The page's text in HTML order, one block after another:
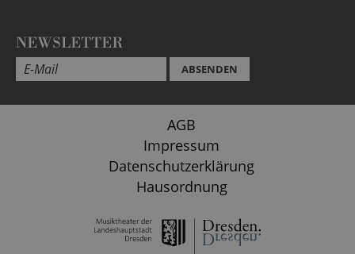
NEWSLETTER
ABSENDEN
AGB
Impressum
Datenschutzerklärung
Hausordnung